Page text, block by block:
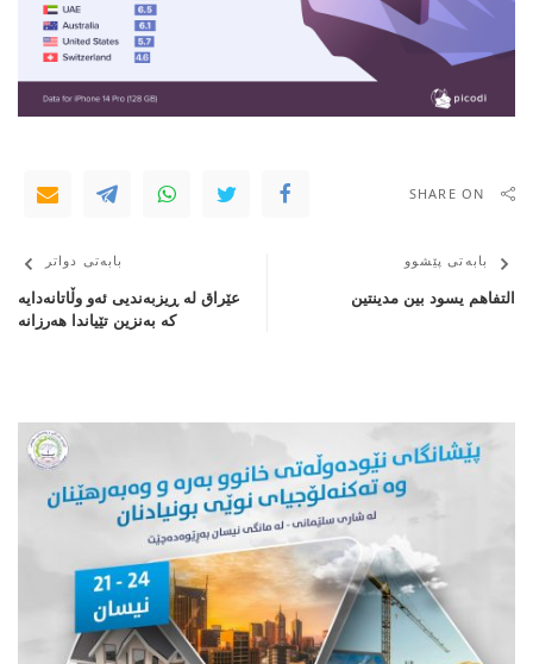
SHARE ON
بابەتی پێشوو
التفاهم يسود بين مدينتين
بابەتی دواتر
عێراق لە ڕیزبەندیی ئەو وڵاتانەدایە
کە بەنزین تێیاندا هەرزانە